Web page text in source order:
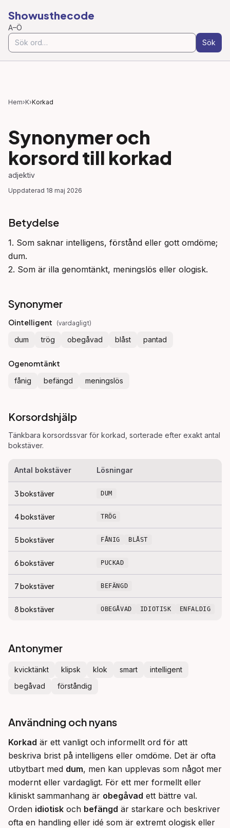
Showusthecode
A–Ö
Sök
Hem›K›Korkad
Synonymer och
korsord till korkad
adjektiv
Uppdaterad 18 maj 2026
Betydelse
1. Som saknar intelligens, förstånd eller gott omdöme;
dum.
2. Som är illa genomtänkt, meningslös eller ologisk.
Synonymer
Ointelligent (vardagligt)
dum trög obegåvad blåst pantad
Ogenomtänkt
fånig befängd meningslös
Korsordshjälp
Tänkbara korsordssvar för korkad , sorterade efter exakt antal
bokstäver.
Antal bokstäver Lösningar
3bokstäver DUM
4bokstäver TRÖG
5bokstäver FÅNIG BLÅST
6bokstäver PUCKAD
7bokstäver BEFÄNGD
8bokstäver OBEGÅVAD IDIOTISK ENFALDIG
Antonymer
kvicktänkt klipsk klok smart
intelligent
begåvad
förståndig
Användning och nyans
Korkad är ett vanligt och informellt ord för att
beskriva brist på intelligens eller omdöme. Det är ofta
utbytbart med dum, men kan upplevas som något mer
modernt eller vardagligt. För ett mer formellt eller
kliniskt sammanhang är obegåvad ett bättre val.
Orden idiotisk och befängd är starkare och beskriver
ofta en handling eller idé som är extremt ologisk eller